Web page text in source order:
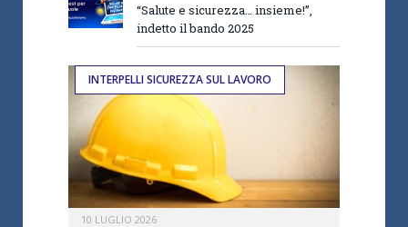
“Salute e sicurezza… insieme!”,
indetto il bando 2025
INTERPELLI SICUREZZA SUL LAVORO
10 LUGLIO 2026